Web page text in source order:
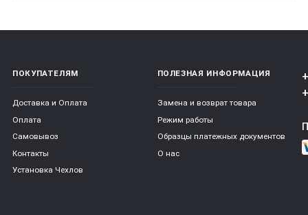
ПОКУПАТЕЛЯМ
Доставка и Оплата
Оплата
Самовывоз
Контакты
Установка Чехлов
ПОЛЕЗНАЯ ИНФОРМАЦИЯ
Замена и возврат товара
Режим работы
Образцы платежных документов
О нас